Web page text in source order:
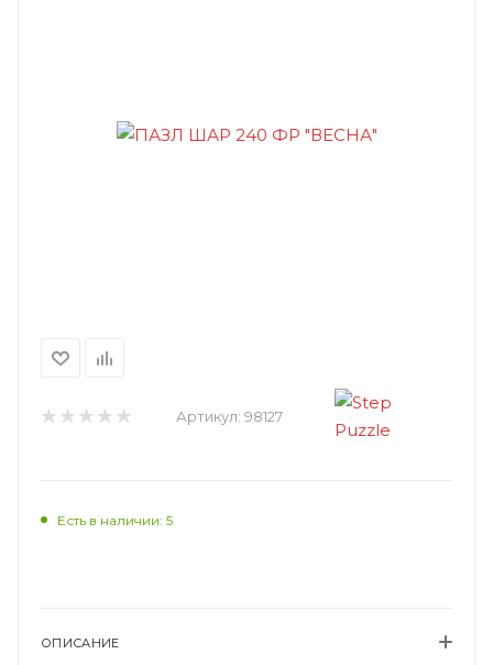
Артикул: 98127
Есть в наличии: 5
ОПИСАНИЕ